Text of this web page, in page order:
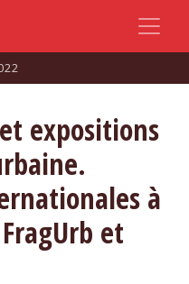
expositions
à
et